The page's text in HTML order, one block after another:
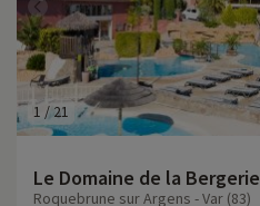
1 /21
Le Domaine de la Bergerie
Roquebrune sur Argens - Var (83)